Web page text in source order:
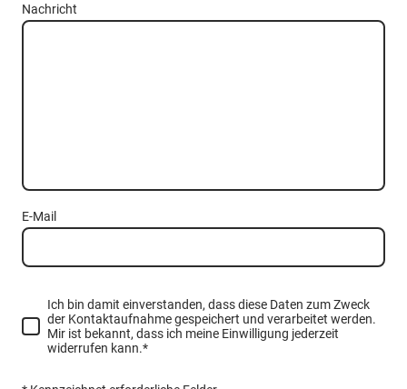
Nachricht
E-Mail
Ich bin damit einverstanden, dass diese Daten zum Zweck
der Kontaktaufnahme gespeichert und verarbeitet werden.
Mir ist bekannt, dass ich meine Einwilligung jederzeit
widerrufen kann.*